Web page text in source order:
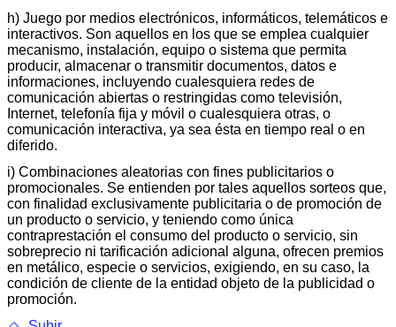
h) Juego por medios electrónicos, informáticos, telemáticos e
interactivos. Son aquellos en los que se emplea cualquier
mecanismo, instalación, equipo o sistema que permita
producir, almacenar o transmitir documentos, datos e
informaciones, incluyendo cualesquiera redes de
comunicación abiertas o restringidas como televisión,
Internet, telefonía fija y móvil o cualesquiera otras, o
comunicación interactiva, ya sea ésta en tiempo real o en
diferido.
i) Combinaciones aleatorias con fines publicitarios o
promocionales. Se entienden por tales aquellos sorteos que,
con finalidad exclusivamente publicitaria o de promoción de
un producto o servicio, y teniendo como única
contraprestación el consumo del producto o servicio, sin
sobreprecio ni tarificación adicional alguna, ofrecen premios
en metálico, especie o servicios, exigiendo, en su caso, la
condición de cliente de la entidad objeto de la publicidad o
promoción.